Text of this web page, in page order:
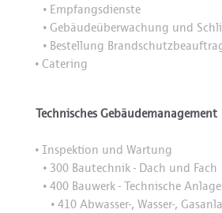
•Empfangsdienste
•Gebäudeüberwachung und
•Bestellung
•Catering
Technisches Gebäudemanagement
•Inspektion und Wartung
•300 Bautechnik - Dach und Fach
•400 Bauwerk - Technische
•410 Abwasser-, Wasser-,